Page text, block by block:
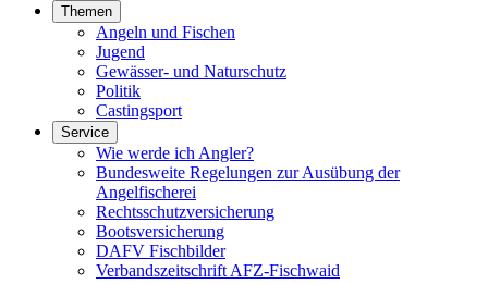
Themen
Angeln und Fischen
Jugend
Gewässer- und Naturschutz
Politik
Castingsport
Service
Wie werde ich Angler?
Bundesweite Regelungen zur Ausübung der
Angelfischerei
Rechtsschutzversicherung
Bootsversicherung
DAFV Fischbilder
Verbandszeitschrift AFZ-Fischwaid